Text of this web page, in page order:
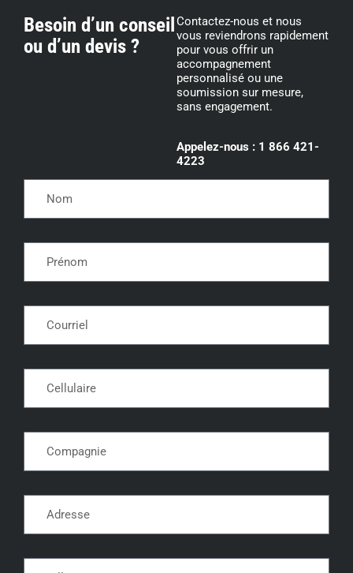
Besoin d’un conseil
ou d’un devis ?
Contactez-nous et nous
vous reviendrons rapidement
pour vous offrir un
accompagnement
personnalisé ou une
soumission sur mesure,
sans engagement.
Appelez-nous : 1 866 421-
4223